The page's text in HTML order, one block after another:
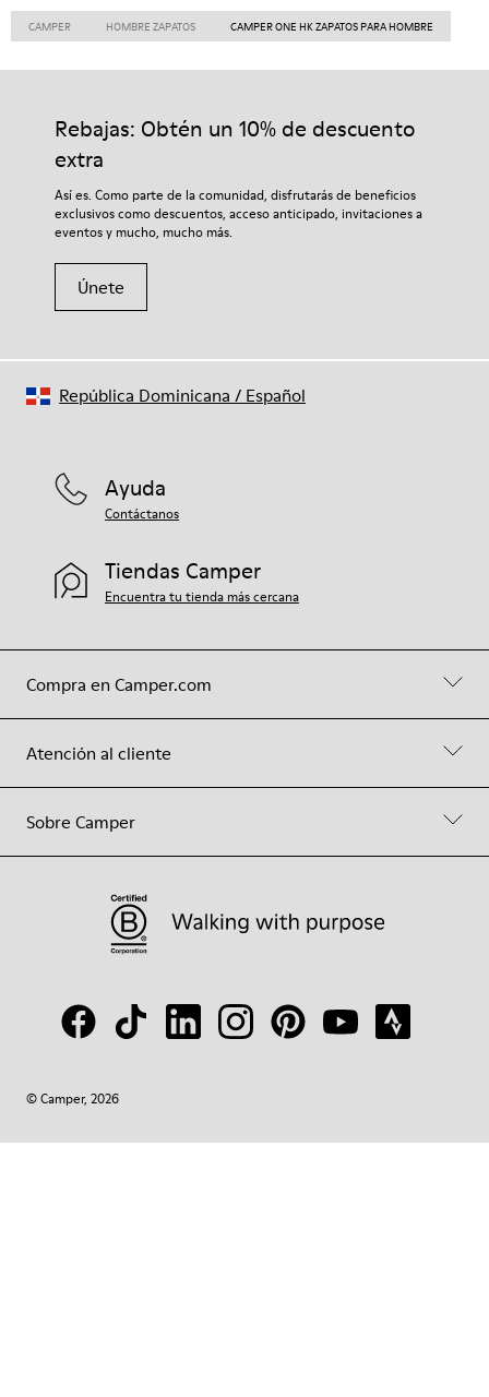
CAMPER HOMBRE ZAPATOS CAMPER ONE HK ZAPATOS PARA HOMBRE
Rebajas: Obtén un 10% de descuento
extra
Así es. Como parte de la comunidad, disfrutarás de beneficios
exclusivos como descuentos, acceso anticipado, invitaciones a
eventos y mucho, mucho más.
Únete
Compra en Camper.com
Atención al cliente
Sobre Camper
Ayuda
Contáctanos
Tiendas Camper
Encuentra tu tienda más cercana
© Camper, 2026
República Dominicana / Español